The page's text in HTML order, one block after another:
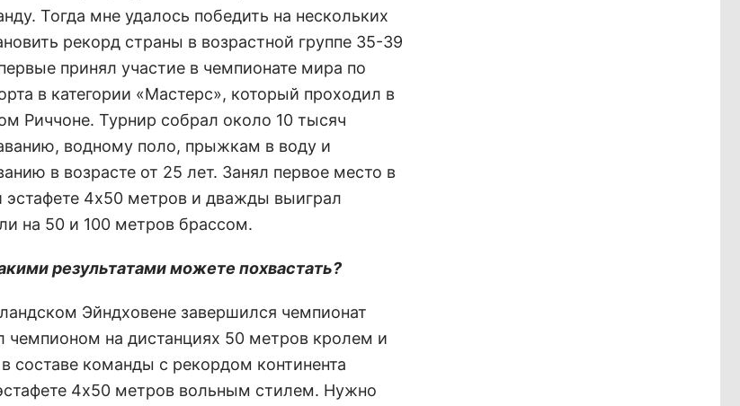
Тогда мне удалось победить на нескольких
рекорд страны в возрастной группе 35-39
принял участие в чемпионате мира по
в категории «Мастерс», который проходил в
Риччоне. Турнир собрал около 10 тысяч
водному поло, прыжкам в воду и
в возрасте от 25 лет. Занял первое место в
эстафете 4х50 метров и дважды выиграл
на 50 и 100 метров брассом.
результатами можете похвастать?
Эйндховене завершился чемпионат
чемпионом на дистанциях 50 метров кролем и
составе команды с рекордом континента
4х50 метров вольным стилем. Нужно